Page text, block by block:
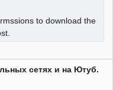
to download the
сетях и на Ютуб.